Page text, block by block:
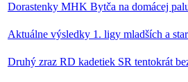
Dorastenky MHK Bytča na domácej
Aktuálne výsledky 1. ligy mladších a
Druhý zraz RD kadetiek SR tentokrát